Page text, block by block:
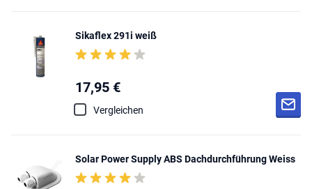
Sikaflex 291i weiß
17,95 €
Vergleichen
Solar Power Supply ABS Dachdurchführung Weiss